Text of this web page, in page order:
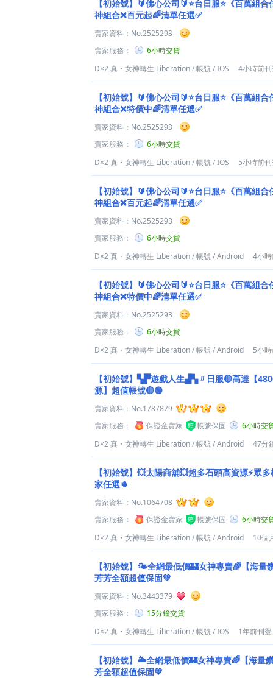
【初始號】🔰佛心公司🔰⭐台日服⭐《百萬組合
神組合❌百元起🌈清單任選✅
賣家資料： No.2525293
賣家服務：
6小時交貨
D×2 真・女神轉生 Liberation/帳號/IOS 4小時前
【初始號】🔰佛心公司🔰⭐台日服⭐《百萬組合
神組合❌特價中🌈清單任選✅
賣家資料： No.2525293
賣家服務：
6小時交貨
D×2 真・女神轉生 Liberation/帳號/IOS 5小時前
【初始號】🔰佛心公司🔰⭐台日服⭐《百萬組合
神組合❌百元起🌈清單任選✅
賣家資料： No.2525293
賣家服務：
6小時交貨
D×2 真・女神轉生 Liberation/帳號/Android 4小
【初始號】🔰佛心公司🔰⭐台日服⭐《百萬組合
神組合❌特價中🌈清單任選✅
賣家資料： No.2525293
賣家服務：
6小時交貨
D×2 真・女神轉生 Liberation/帳號/Android 5小
【初始號】▚▛遊戲人生▟▚〃日服🔴高達【
源】超值帳號🔴🟢
賣家資料： No.1787879
賣家服務：
保證金賣家 帳號保固
6小時交
D×2 真・女神轉生 Liberation/帳號/Android 47分
【初始號】💥太陽商舖💥超多石頭高資源⚡眾
家任選🌵
賣家資料： No.1064708
賣家服務：
保證金賣家 帳號保固
6小時交
D×2 真・女神轉生 Liberation/帳號/Android 10個
【初始號】🌤️全網最低價🏰女神專賣🌈【海量
芳芳全額超值保固️💚
賣家資料： No.3443379
賣家服務：
15分鐘交貨
D×2 真・女神轉生 Liberation/帳號/IOS 1年前刊登
【初始號】🌥️全網最低價🏰女神專賣🌈【海量
芳全額超值保固️💚